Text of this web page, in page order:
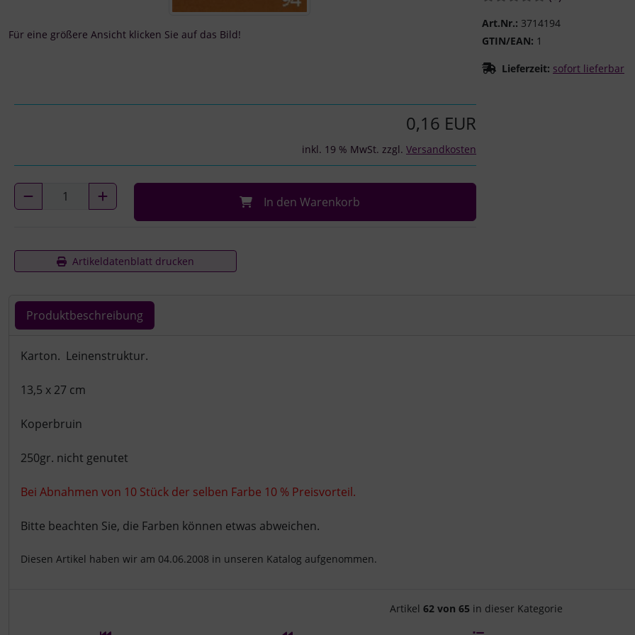
Art.Nr.: 3714194
GTIN/EAN: 1
Lieferzeit: sofort lieferbar
Für eine größere Ansicht klicken Sie auf das Bild!
0,16 EUR
inkl. 19 % MwSt. zzgl. Versandkosten
In den Warenkorb
Artikeldatenblatt drucken
Produktbeschreibung
Produktbeschreibung
Karton. Leinenstruktur.
13,5 x 27 cm
Koperbruin
250gr. nicht genutet
Bei Abnahmen von 10 Stück der selben Farbe 10 % Preisvorteil.
Bitte beachten Sie, die Farben können etwas abweichen.
Diesen Artikel haben wir am 04.06.2008 in unseren Katalog aufgenommen.
Artikelnavigation innerhalb
Artikel 62 von 65 in dieser Kategorie